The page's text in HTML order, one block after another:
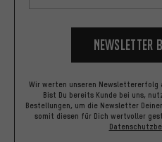
Newsletter
Wir werten unseren Newslettererfolg
Bist Du bereits Kunde bei uns,
Bestellungen, um die Newsletter
somit diesen für Dich wertvoller